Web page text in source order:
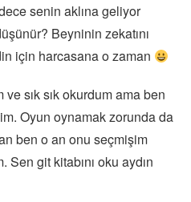
senin aklına geliyor
Beyninin zekatını
için harcasana o zaman
sık sık okurdum ama ben
Oyun oynamak zorunda da
ben o an onu seçmişim
git kitabını oku aydın